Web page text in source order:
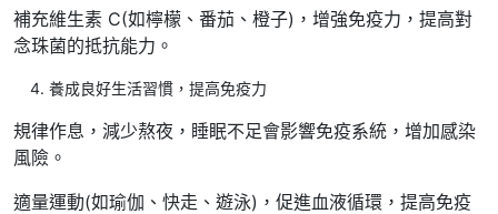
補充維生素 C(如檸檬、番茄、橙子)，增強免疫力，提高對
念珠菌的抵抗能力。
養成良好生活習慣，提高免疫力
規律作息，減少熬夜，睡眠不足會影響免疫系統，增加感染
風險。
適量運動(如瑜伽、快走、遊泳)，促進血液循環，提高免疫